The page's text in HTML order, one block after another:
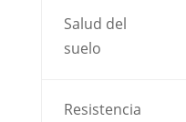
Salud del
suelo
Resistencia